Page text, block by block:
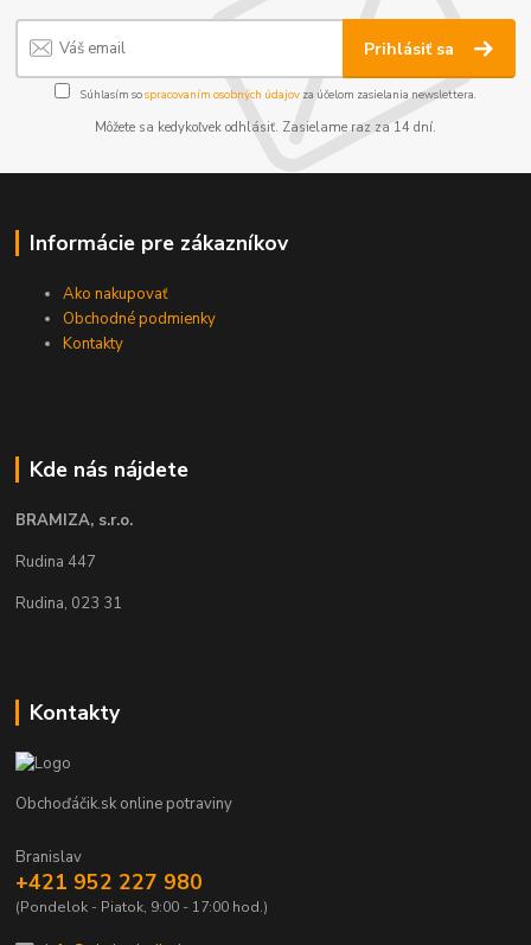
Prihlásiť sa
Súhlasím sospracovaním osobných údajov za účelom zasielania newslettera.
Môžete sa kedykoľvek odhlásiť. Zasielame raz za 14 dní.
Informácie pre zákazníkov
Ako nakupovať
Obchodné podmienky
Kontakty
Kde nás nájdete
BRAMIZA, s.r.o.
Rudina 447
Rudina, 023 31
Kontakty
Obchoďáčik.sk online potraviny
Branislav
+421 952 227 980
(Pondelok - Piatok, 9:00 - 17:00 hod.)